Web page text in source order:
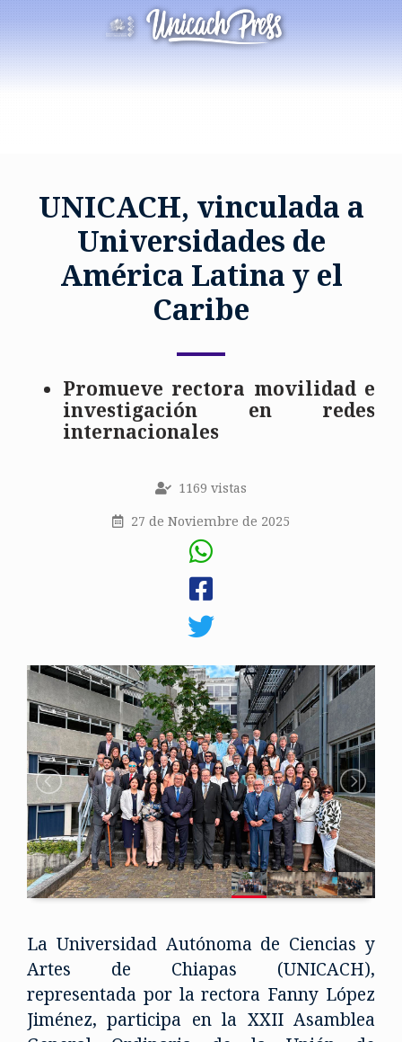
UNICACH, vinculada a
Universidades de
América Latina y el
Caribe
Promueve rectora movilidad e
investigación en redes
internacionales
1169 vistas
27 de Noviembre de 2025
La Universidad Autónoma de Ciencias y
Artes de Chiapas (UNICACH),
representada por la rectora Fanny López
Jiménez, participa en la XXII Asamblea